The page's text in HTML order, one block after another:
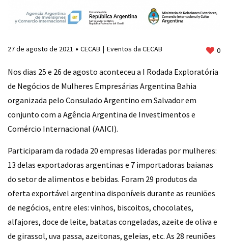
27 de agosto de 2021 CECAB Eventos da CECAB 0
Nos dias 25 e 26 de agosto aconteceu a I Rodada Exploratória
de Negócios de Mulheres Empresárias Argentina Bahia
organizada pelo Consulado Argentino em Salvador em
conjunto com a Agência Argentina de Investimentos e
Comércio Internacional (AAICI).
Participaram da rodada 20 empresas lideradas por mulheres:
13 delas exportadoras argentinas e 7 importadoras baianas
do setor de alimentos e bebidas. Foram 29 produtos da
oferta exportável argentina disponíveis durante as reuniões
de negócios, entre eles: vinhos, biscoitos, chocolates,
alfajores, doce de leite, batatas congeladas, azeite de oliva e
de girassol, uva passa, azeitonas, geleias, etc. As 28 reuniões